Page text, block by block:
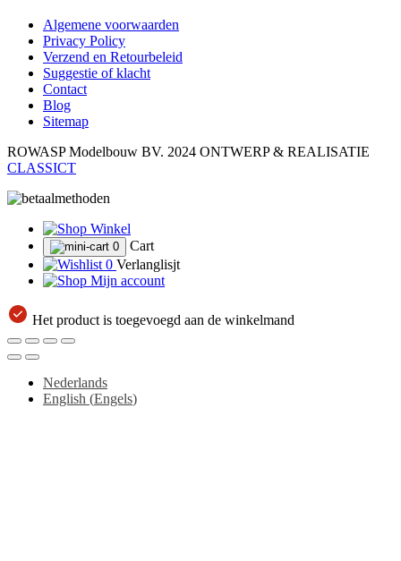
Algemene voorwaarden
Privacy Policy
Verzend en Retourbeleid
Suggestie of klacht
Contact
Blog
Sitemap
ROWASP Modelbouw BV. 2024 ONTWERP & REALISATIE
CLASSICT
Winkel
0
Cart
0 Verlanglisjt
Mijn account
Het product is toegevoegd aan de winkelmand
Nederlands
English (Engels)